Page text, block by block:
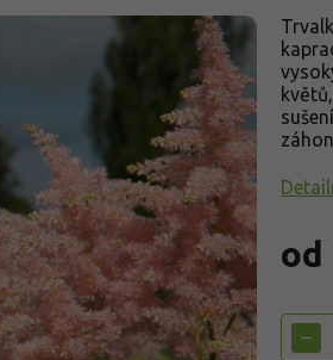
od
cena:
−